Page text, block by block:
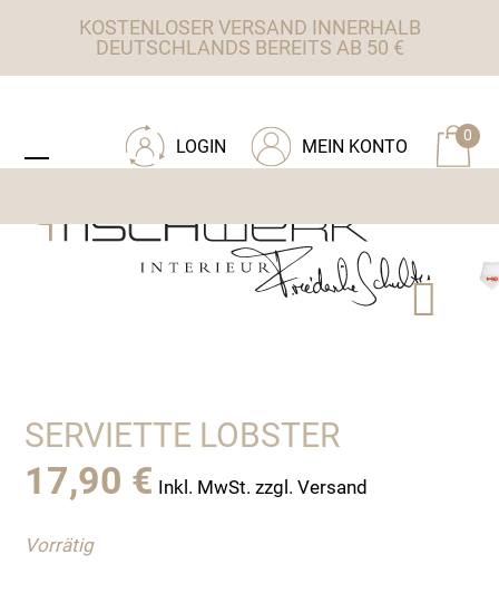
KOSTENLOSER VERSAND INNERHALB
DEUTSCHLANDS BEREITS AB 50 €
0
MEIN KONTO
LOGIN
mobile
mobile
SERVIETTE LOBSTER
17,90 € Inkl. MwSt. zzgl. Versand
Vorrätig